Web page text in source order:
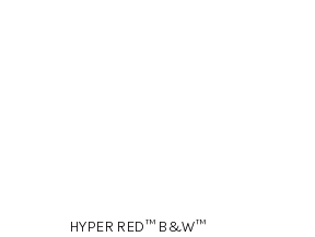
HYPER RED™ B&W™